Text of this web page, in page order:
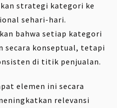
strategi kategori ke
sehari-hari.
bahwa setiap kategori
secara konseptual, tetapi
di titik penjualan.
elemen ini secara
relevansi